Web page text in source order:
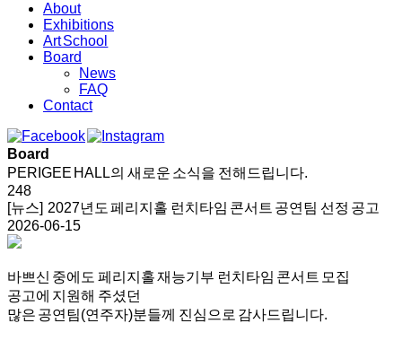
About
Exhibitions
Art School
Board
News
FAQ
Contact
Board
PERIGEE HALL의 새로운 소식을 전해드립니다.
248
[뉴스] 2027년도 페리지홀 런치타임 콘서트 공연팀 선정 공고
2026-06-15
바쁘신 중에도 페리지홀 재능기부 런치타임 콘서트 모집
공고에 지원해 주셨던
많은 공연팀(연주자)분들께 진심으로 감사드립니다.